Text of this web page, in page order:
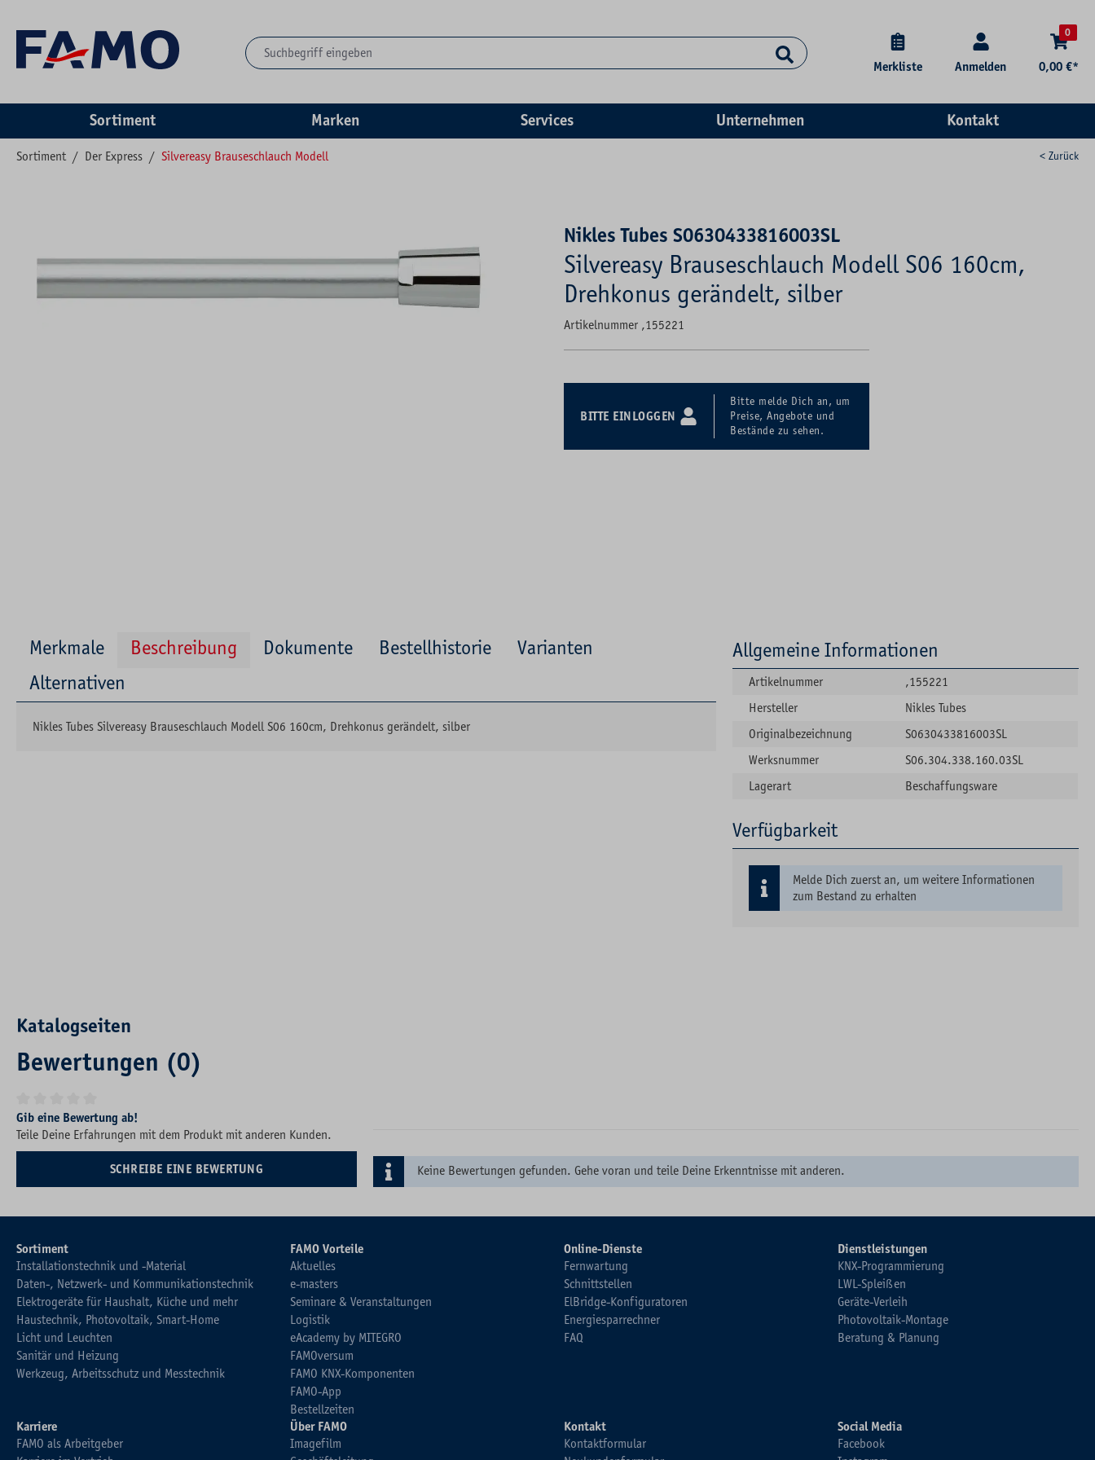
Merkliste Anmelden
0
0,00 €*
Sortiment Marken Services Unternehmen Kontakt
Sortiment / Der Express / Silvereasy Brauseschlauch Modell < Zurück
Nikles Tubes S0630433816003SL
Silvereasy Brauseschlauch Modell S06 160cm,
Drehkonus gerändelt, silber
Artikelnummer ,155221
BITTE EINLOGGEN
Bitte melde Dich an, um
Preise, Angebote und
Bestände zu sehen.
Merkmale Beschreibung Dokumente Bestellhistorie
Varianten
Alternativen
Nikles Tubes Silvereasy Brauseschlauch Modell S06 160cm, Drehkonus gerändelt, silber
Allgemeine Informationen
Artikelnummer
,155221
Hersteller
Nikles Tubes
Originalbezeichnung
S0630433816003SL
Werksnummer
S06.304.338.160.03SL
Lagerart
Beschaffungsware
Verfügbarkeit
Melde Dich zuerst an, um weitere Informationen
zum Bestand zu erhalten
Katalogseiten
Bewertungen (0)
Durchschnittliche Bewertung von 0 von 5 Sternen
Gib eine Bewertung ab!
Teile Deine Erfahrungen mit dem Produkt mit anderen Kunden.
SCHREIBE EINE BEWERTUNG Keine Bewertungen gefunden. Gehe voran und teile Deine Erkenntnisse mit anderen.
Sortiment
Installationstechnik und -Material
Daten-, Netzwerk- und Kommunikationstechnik
Elektrogeräte für Haushalt, Küche und mehr
Haustechnik, Photovoltaik, Smart-Home
Licht und Leuchten
Sanitär und Heizung
Werkzeug, Arbeitsschutz und Messtechnik
FAMO Vorteile
Aktuelles
e-masters
Seminare & Veranstaltungen
Logistik
eAcademy by MITEGRO
FAMOversum
FAMO KNX-Komponenten
FAMO-App
Bestellzeiten
Online-Dienste
Fernwartung
Schnittstellen
ElBridge-Konfiguratoren
Energiesparrechner
FAQ
Dienstleistungen
KNX-Programmierung
LWL-Spleißen
Geräte-Verleih
Photovoltaik-Montage
Beratung & Planung
Karriere
FAMO als Arbeitgeber
Über FAMO
Imagefilm
Kontakt
Kontaktformular
Social Media
Facebook